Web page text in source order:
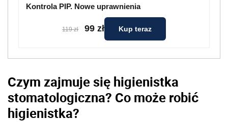
Kontrola PIP. Nowe uprawnienia
119 zł 99 zł Kup teraz
Czym zajmuje się higienistka
stomatologiczna? Co może robić
higienistka?